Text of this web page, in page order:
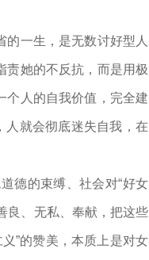
一生，是无数讨好型人
责她的不反抗，而是用极
个人的自我价值，完全建
人就会彻底迷失自我，在
德的束缚、社会对“好女
良、无私、奉献，把这些
”的赞美，本质上是对女